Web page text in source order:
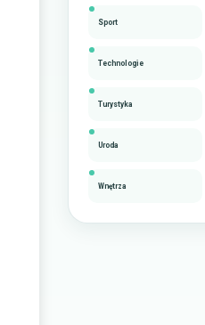
Sport
Technologie
Turystyka
Uroda
Wnętrza